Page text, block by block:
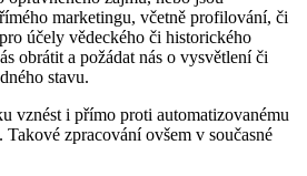
marketingu, včetně profilování, či
účely vědeckého či historického
obrátit a požádat nás o vysvětlení či
stavu.
vznést i přímo proti automatizovanému
zpracování ovšem v současné